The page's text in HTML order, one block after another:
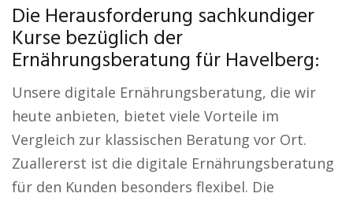
Die Herausforderung sachkundiger
Kurse bezüglich der
Ernährungsberatung für Havelberg:
Unsere digitale Ernährungsberatung, die wir
heute anbieten, bietet viele Vorteile im
Vergleich zur klassischen Beratung vor Ort.
Zuallererst ist die digitale Ernährungsberatung
für den Kunden besonders flexibel. Die